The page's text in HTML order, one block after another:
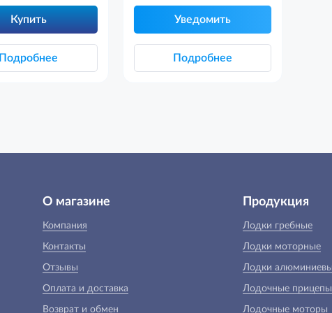
Купить
Подробнее
Уведомить
Подробнее
О магазине
Компания
Контакты
Отзывы
Оплата и доставка
Возврат и обмен
Продукция
Лодки гребные
Лодки моторные
Лодки
Лодочные прицепы
Лодочные моторы